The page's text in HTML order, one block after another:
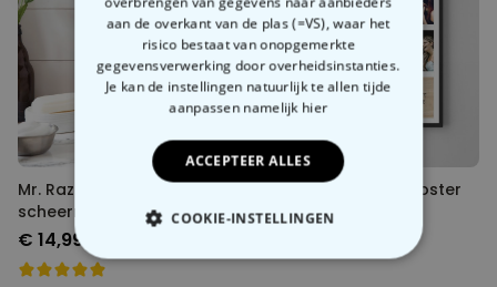
Mr. Razor
scheermeshouder
€ 14,99
Personaliseerbare poster
met 8 foto’s en tekst
aan de overkant van de plas (=VS), waar het
risico bestaat van onopgemerkte
gegevensverwerking door overheidsinstanties.
Je kan de instellingen natuurlijk te allen tijde
aanpassen namelijk hier
ACCEPTEER ALLES
COOKIE-INSTELLINGEN
NOODZAKELIJK